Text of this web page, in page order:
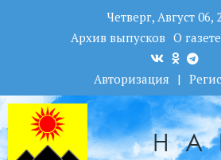
Четверг, Август 06,
Архив выпусков О газете
Авторизация |